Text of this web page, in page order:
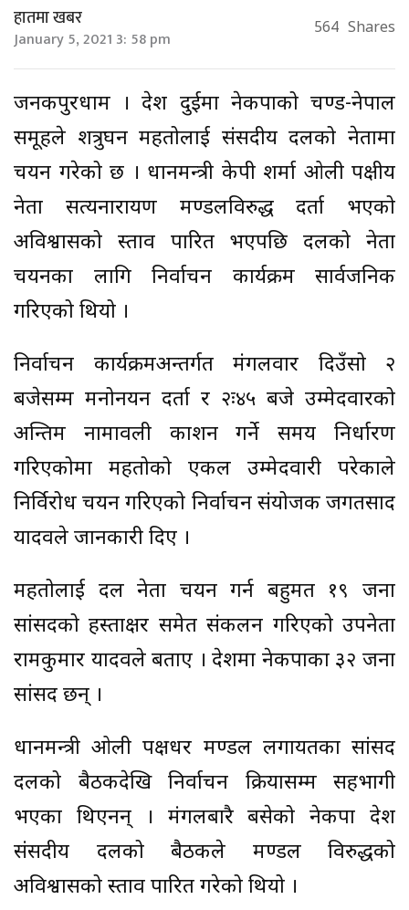
हातमा खबर
January 5, 2021 3: 58 pm 564 Shares
जनकपुरधाम । प्रदेश दुईमा नेकपाको प्रचण्ड-नेपाल
समूहले शत्रुघन महतोलाई संसदीय दलको नेतामा
चयन गरेको छ । प्रधानमन्त्री केपी शर्मा ओली पक्षीय
नेता सत्यनारायण मण्डलविरुद्ध दर्ता भएको
अविश्वासको प्रस्ताव पारित भएपछि दलको नेता
चयनका लागि निर्वाचन कार्यक्रम सार्वजनिक
गरिएको थियो ।
निर्वाचन कार्यक्रमअन्तर्गत मंगलवार दिउँसो २
बजेसम्म मनोनयन दर्ता र २ः४५ बजे उम्मेदवारको
अन्तिम नामावली प्रकाशन गर्ने समय निर्धारण
गरिएकोमा महतोको एकल उम्मेदवारी परेकाले
निर्विरोध चयन गरिएको निर्वाचन संयोजक जगतप्रसाद
यादवले जानकारी दिए ।
महतोलाई दल नेता चयन गर्न बहुमत १९ जना
सांसदको हस्ताक्षर समेत संकलन गरिएको उपनेता
रामकुमार यादवले बताए । प्रदेशमा नेकपाका ३२ जना
सांसद छन् ।
प्रधानमन्त्री ओली पक्षधर मण्डल लगायतका सांसद
दलको बैठकदेखि निर्वाचन प्रक्रियासम्म सहभागी
भएका थिएनन् । मंगलबारै बसेको नेकपा प्रदेश
संसदीय दलको बैठकले मण्डल विरुद्धको
अविश्वासको प्रस्ताव पारित गरेको थियो ।